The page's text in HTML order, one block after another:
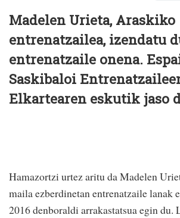
Madelen Urieta, Araskiko
entrenatzailea, izendatu
entrenatzaile onena.
Saskibaloi
Elkartearen eskutik jaso
Hamazortzi urtez aritu da Madelen
maila ezberdinetan entrenatzaile lanak
2016 denboraldi arrakastatsua egin du.